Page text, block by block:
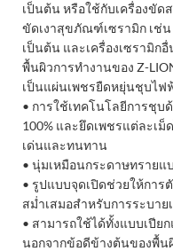
เป็นต้น หรือใช้กับเครื่องขั
ขัดเงาสุขภัณฑ์เซรามิก เช่
เป็นต้น และเครื่องเซรามิกอื่
พื้นผิวการทำงานของ Z-
เป็นแผ่นเพชรยืดหยุ่นชุบไฟ
• การใช้เทคโนโลยีการชุบ
100% และยึดเพชรแต่ละเ
เด่นและทนทาน
• นุ่มเหมือนกระดาษทรายแ
• รูปแบบจุดเปิดช่วยให้กา
สม่ำเสมอสำหรับการระบา
• สามารถใช้ได้ทั้งแบบเปีย
นอกจากข้อดีข้างต้นของพื้น